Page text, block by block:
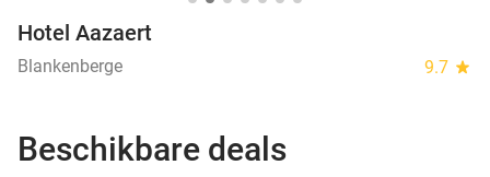
Hotel Aazaert
Blankenberge 9.7 star
Beschikbare deals